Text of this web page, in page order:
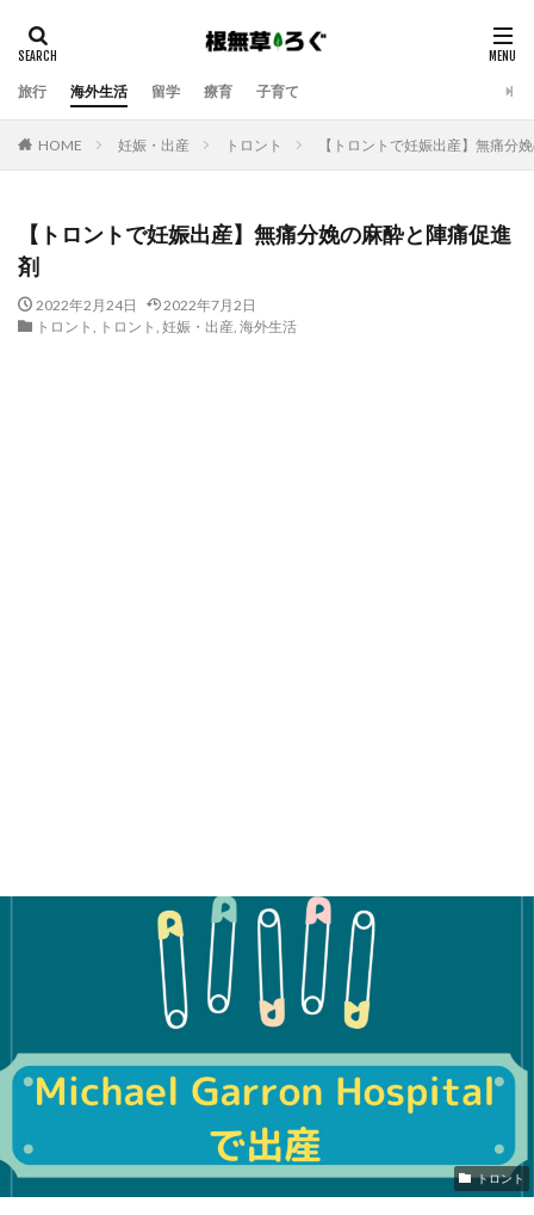
旅行 海外生活 留学 療育 子育て
HOME 妊娠・出産 トロント 【トロントで妊娠出産】無痛分
【トロントで妊娠出産】無痛分娩の麻酔と陣痛促進
剤
2022年2月24日
2022年7月2日
トロント , トロント , 妊娠・出産, 海外生活
トロント